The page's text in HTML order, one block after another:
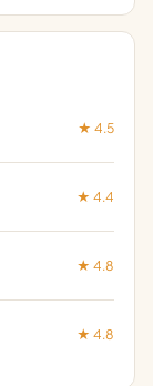
★ 4.5
★ 4.4
★ 4.8
★ 4.8